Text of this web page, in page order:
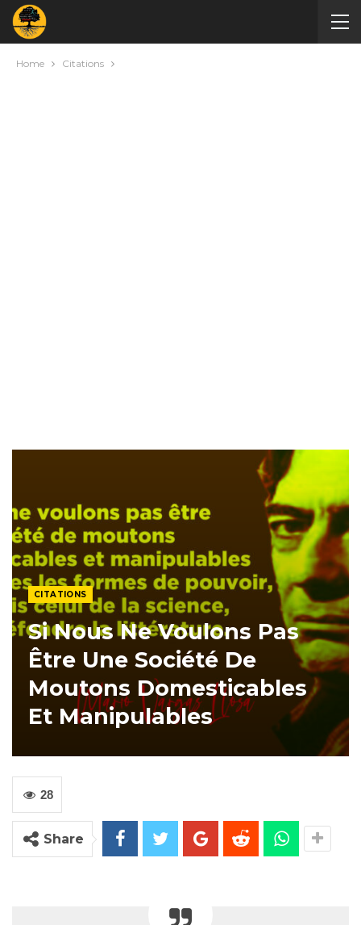
Home Citations
CITATIONS
Si Nous Ne Voulons Pas
Être Une Société De
Moutons Domesticables
Et Manipulables
28
Share